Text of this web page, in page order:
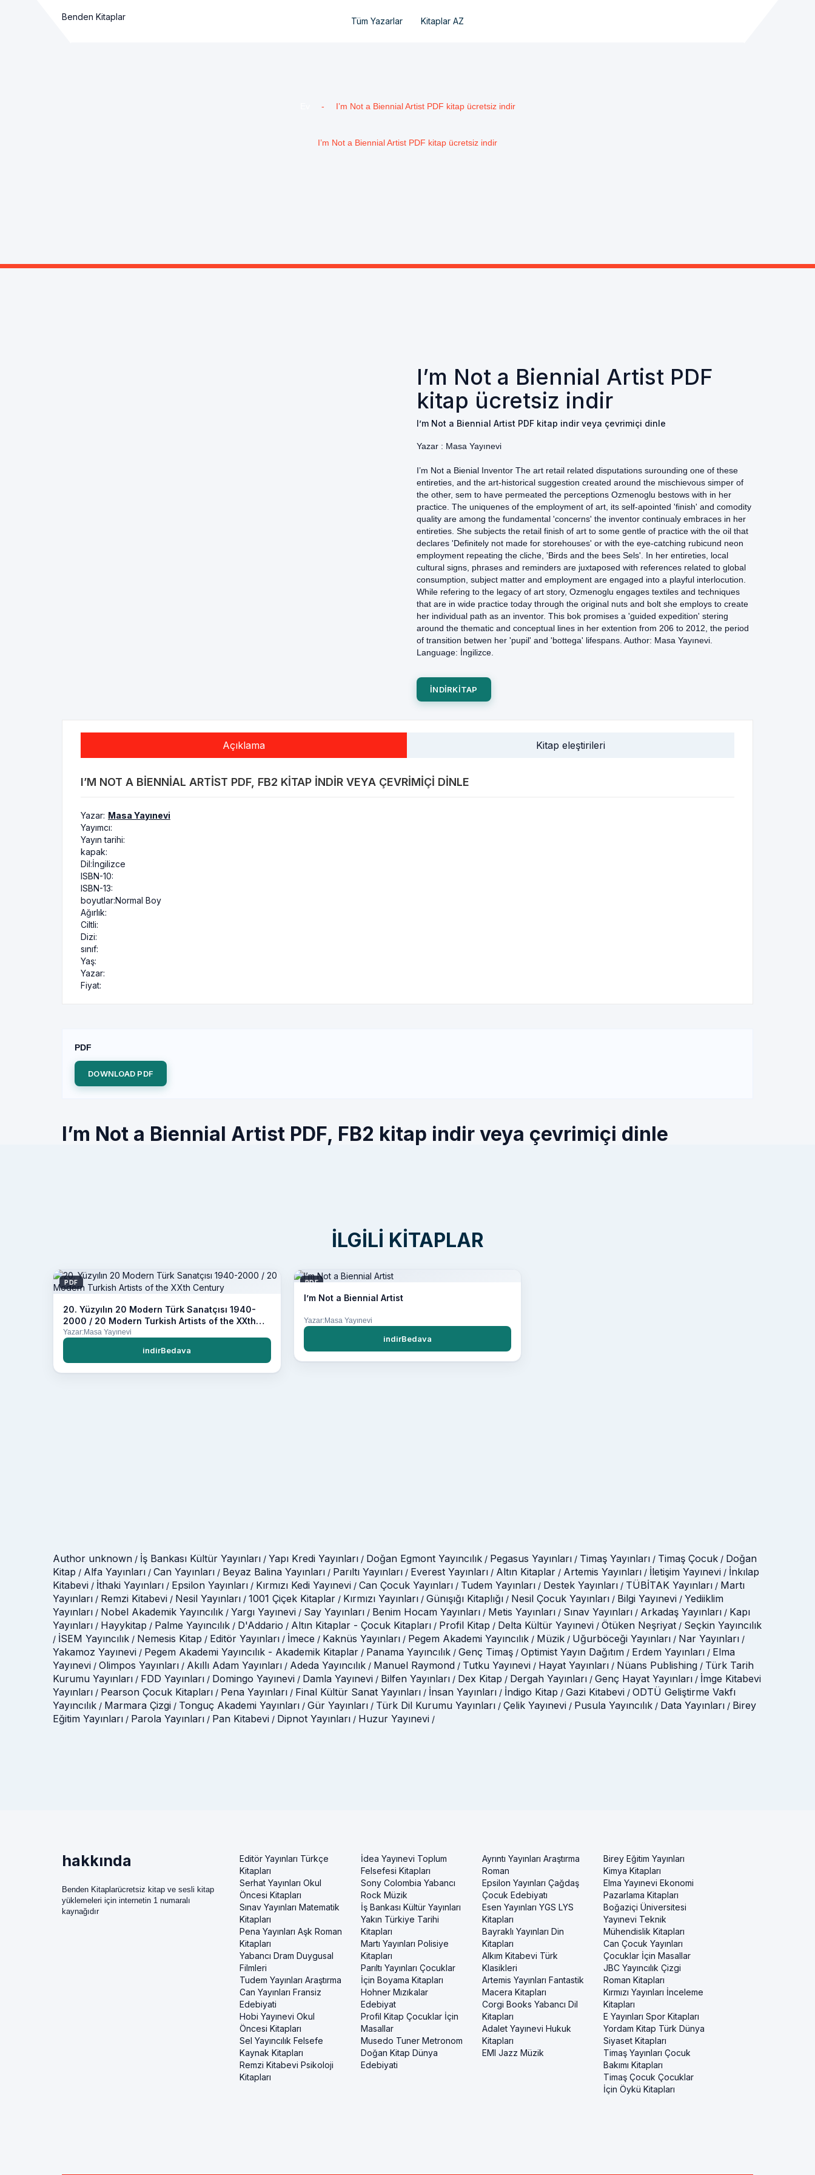
Benden Kitaplar Tüm Yazarlar Kitaplar AZ
- I’m Not a Biennial Artist PDF kitap ücretsiz indir
I’m Not a Biennial Artist PDF kitap ücretsiz indir
I’m Not a Biennial Artist PDF
kitap ücretsiz indir
I’m Not a Biennial Artist PDF kitap indir veya çevrimiçi dinle
Yazar : Masa Yayınevi
I’m Not a Bienial Inventor The art retail related disputations surounding one of these
entireties, and the art-historical suggestion created around the mischievous simper of
the other, sem to have permeated the perceptions Ozmenoglu bestows with in her
practice. The uniquenes of the employment of art, its self-apointed 'finish' and comodity
quality are among the fundamental 'concerns' the inventor continualy embraces in her
entireties. She subjects the retail finish of art to some gentle of practice with the oil that
declares 'Definitely not made for storehouses' or with the eye-catching rubicund neon
employment repeating the cliche, 'Birds and the bees Sels'. In her entireties, local
cultural signs, phrases and reminders are juxtaposed with references related to global
consumption, subject matter and employment are engaged into a playful interlocution.
While refering to the legacy of art story, Ozmenoglu engages textiles and techniques
that are in wide practice today through the original nuts and bolt she employs to create
her individual path as an inventor. This bok promises a 'guided expedition' stering
around the thematic and conceptual lines in her extention from 206 to 2012, the period
of transition betwen her 'pupil' and 'bottega' lifespans. Author: Masa Yayınevi.
Language: İngilizce.
INDIRKITAP
Açıklama Kitap eleştirileri
I’M NOT A BIENNIAL ARTIST PDF, FB2 KITAP INDIR VEYA ÇEVRIMIÇI DINLE
Yazar: Masa Yayınevi
Yayımcı:
Yayın tarihi:
kapak:
Dil:İngilizce
ISBN-10:
ISBN-13:
boyutlar:Normal Boy
Ağırlık:
Ciltli:
Dizi:
sınıf:
Yaş:
Yazar:
Fiyat:
PDF
DOWNLOAD PDF
I’m Not a Biennial Artist PDF, FB2 kitap indir veya çevrimiçi dinle
İLGILI KITAPLAR
PDF
20. Yüzyılın 20 Modern Türk Sanatçısı 1940-
2000 / 20 Modern Turkish Artists of the XXth
Century
Yazar:Masa Yayınevi
indirBedava
PDF
I’m Not a Biennial Artist
Yazar:Masa Yayınevi
indirBedava
Author unknown / İş Bankası Kültür Yayınları / Yapı Kredi Yayınları / Doğan Egmont Yayıncılık / Pegasus Yayınları / Timaş Yayınları / Timaş Çocuk / Doğan
Kitap / Alfa Yayınları / Can Yayınları / Beyaz Balina Yayınları / Parıltı Yayınları / Everest Yayınları / Altın Kitaplar / Artemis Yayınları / İletişim Yayınevi / İnkılap
Kitabevi / İthaki Yayınları / Epsilon Yayınları / Kırmızı Kedi Yayınevi / Can Çocuk Yayınları / Tudem Yayınları / Destek Yayınları / TÜBİTAK Yayınları / Martı
Yayınları / Remzi Kitabevi / Nesil Yayınları / 1001 Çiçek Kitaplar / Kırmızı Yayınları / Günışığı Kitaplığı / Nesil Çocuk Yayınları / Bilgi Yayınevi / Yediiklim
Yayınları / Nobel Akademik Yayıncılık / Yargı Yayınevi / Say Yayınları / Benim Hocam Yayınları / Metis Yayınları / Sınav Yayınları / Arkadaş Yayınları / Kapı
Yayınları / Hayykitap / Palme Yayıncılık / D'Addario / Altın Kitaplar - Çocuk Kitapları / Profil Kitap / Delta Kültür Yayınevi / Ötüken Neşriyat / Seçkin Yayıncılık
/ İSEM Yayıncılık / Nemesis Kitap / Editör Yayınları / İmece / Kaknüs Yayınları / Pegem Akademi Yayıncılık / Müzik / Uğurböceği Yayınları / Nar Yayınları /
Yakamoz Yayınevi / Pegem Akademi Yayıncılık - Akademik Kitaplar / Panama Yayıncılık / Genç Timaş / Optimist Yayın Dağıtım / Erdem Yayınları / Elma
Yayınevi / Olimpos Yayınları / Akıllı Adam Yayınları / Adeda Yayıncılık / Manuel Raymond / Tutku Yayınevi / Hayat Yayınları / Nüans Publishing / Türk Tarih
Kurumu Yayınları / FDD Yayınları / Domingo Yayınevi / Damla Yayınevi / Bilfen Yayınları / Dex Kitap / Dergah Yayınları / Genç Hayat Yayınları / İmge Kitabevi
Yayınları / Pearson Çocuk Kitapları / Pena Yayınları / Final Kültür Sanat Yayınları / İnsan Yayınları / İndigo Kitap / Gazi Kitabevi / ODTÜ Geliştirme Vakfı
Yayıncılık / Marmara Çizgi / Tonguç Akademi Yayınları / Gür Yayınları / Türk Dil Kurumu Yayınları / Çelik Yayınevi / Pusula Yayıncılık / Data Yayınları / Birey
Eğitim Yayınları / Parola Yayınları / Pan Kitabevi / Dipnot Yayınları / Huzur Yayınevi /
hakkında
Benden Kitaplarücretsiz kitap ve sesli kitap
yüklemeleri için internetin 1 numaralı
kaynağıdır
Editör Yayınları Türkçe
Kitapları
Serhat Yayınları Okul
Öncesi Kitapları
Sınav Yayınları Matematik
Kitapları
Pena Yayınları Aşk Roman
Kitapları
Yabancı Dram Duygusal
Filmleri
Tudem Yayınları Araştırma
Can Yayınları Fransiz
Edebiyati
Hobi Yayınevi Okul
Öncesi Kitapları
Sel Yayıncılık Felsefe
Kaynak Kitapları
Remzi Kitabevi Psikoloji
Kitapları
İdea Yayınevi Toplum
Felsefesi Kitapları
Sony Colombia Yabancı
Rock Müzik
İş Bankası Kültür Yayınları
Yakın Türkiye Tarihi
Kitapları
Martı Yayınları Polisiye
Kitapları
Parıltı Yayınları Çocuklar
İçin Boyama Kitapları
Hohner Mızıkalar
Edebiyat
Profil Kitap Çocuklar İçin
Masallar
Musedo Tuner Metronom
Doğan Kitap Dünya
Edebiyati
Ayrıntı Yayınları Araştırma
Roman
Epsilon Yayınları Çağdaş
Çocuk Edebiyatı
Esen Yayınları YGS LYS
Kitapları
Bayraklı Yayınları Din
Kitapları
Alkım Kitabevi Türk
Klasikleri
Artemis Yayınları Fantastik
Macera Kitapları
Corgi Books Yabancı Dil
Kitapları
Adalet Yayınevi Hukuk
Kitapları
EMI Jazz Müzik
Birey Eğitim Yayınları
Kimya Kitapları
Elma Yayınevi Ekonomi
Pazarlama Kitapları
Boğaziçi Üniversitesi
Yayınevi Teknik
Mühendislik Kitapları
Can Çocuk Yayınları
Çocuklar İçin Masallar
JBC Yayıncılık Çizgi
Roman Kitapları
Kırmızı Yayınları İnceleme
Kitapları
E Yayınları Spor Kitapları
Yordam Kitap Türk Dünya
Siyaset Kitapları
Timaş Yayınları Çocuk
Bakımı Kitapları
Timaş Çocuk Çocuklar
İçin Öykü Kitapları